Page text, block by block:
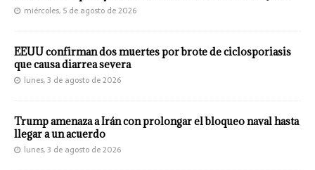
miércoles, 5 de agosto de 2026
EEUU confirman dos muertes por brote de ciclosporiasis
que causa diarrea severa
lunes, 3 de agosto de 2026
Trump amenaza a Irán con prolongar el bloqueo naval hasta
llegar a un acuerdo
lunes, 3 de agosto de 2026